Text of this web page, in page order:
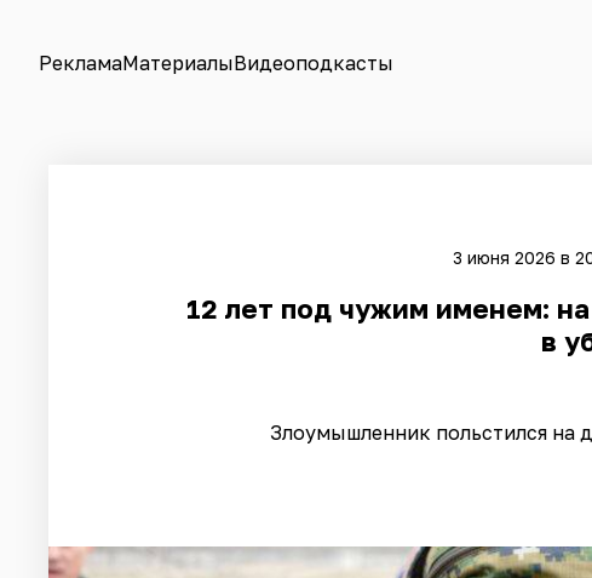
РекламаМатериалыВидеоподкасты
3 июня 2026 в
12 лет под чужим именем:
в
Злоумышленник польстился на